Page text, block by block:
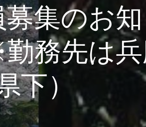
集のお
務先は兵
下）